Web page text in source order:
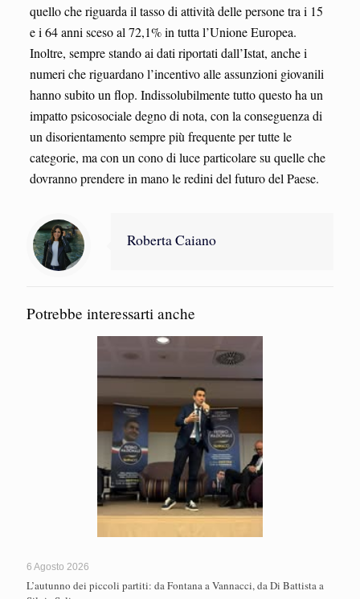
quello che riguarda il tasso di attività delle persone tra i 15
e i 64 anni sceso al 72,1% in tutta l’Unione Europea.
Inoltre, sempre stando ai dati riportati dall’Istat, anche i
numeri che riguardano l’incentivo alle assunzioni giovanili
hanno subito un flop. Indissolubilmente tutto questo ha un
impatto psicosociale degno di nota, con la conseguenza di
un disorientamento sempre più frequente per tutte le
categorie, ma con un cono di luce particolare su quelle che
dovranno prendere in mano le redini del futuro del Paese.
Roberta Caiano
Potrebbe interessarti anche
6 Agosto 2026
L’autunno dei piccoli partiti: da Fontana a Vannacci, da Di Battista a